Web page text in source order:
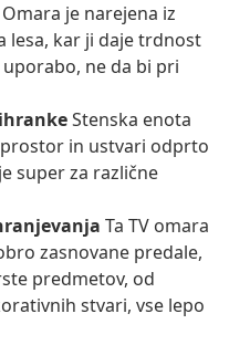
Omara je narejena iz
lesa, kar ji daje trdnost
ne da bi pri
Stenska enota
in ustvari odprto
super za različne
Ta TV omara
zasnovane predale,
predmetov, od
stvari, vse lepo